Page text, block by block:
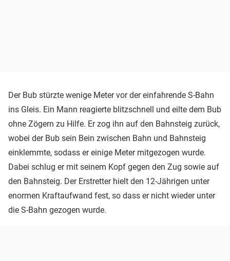
Der Bub stürzte wenige Meter vor der einfahrende S-Bahn
ins Gleis. Ein Mann reagierte blitzschnell und eilte dem Bub
ohne Zögern zu Hilfe. Er zog ihn auf den Bahnsteig zurück,
wobei der Bub sein Bein zwischen Bahn und Bahnsteig
einklemmte, sodass er einige Meter mitgezogen wurde.
Dabei schlug er mit seinem Kopf gegen den Zug sowie auf
den Bahnsteig. Der Erstretter hielt den 12-Jährigen unter
enormen Kraftaufwand fest, so dass er nicht wieder unter
die S-Bahn gezogen wurde.